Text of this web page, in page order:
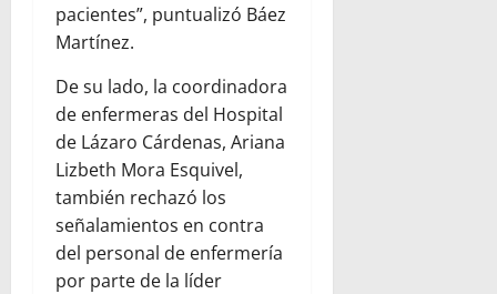
pacientes”, puntualizó Báez
Martínez.
De su lado, la coordinadora
de enfermeras del Hospital
de Lázaro Cárdenas, Ariana
Lizbeth Mora Esquivel,
también rechazó los
señalamientos en contra
del personal de enfermería
por parte de la líder